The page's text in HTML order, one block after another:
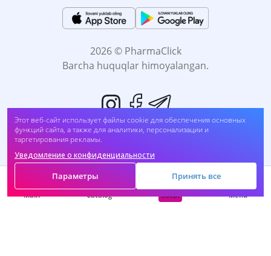
Этот веб-сайт использует файлы cookie для обеспечения основных
функций сайта, а также для аналитики, персонализации и
таргетирования рекламы.
Уведомление о конфиденциальности
Параметры Принять все
2026 © PharmaClick
Barcha huquqlar himoyalangan.
Main Catalog Savat Menu